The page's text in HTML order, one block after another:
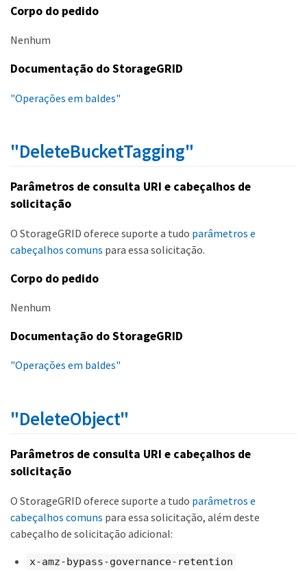
Corpo do pedido
Nenhum
Documentação do StorageGRID
"Operações em baldes"
"DeleteBucketTagging"
Parâmetros de consulta URI e cabeçalhos de
solicitação
O StorageGRID oferece suporte a tudo parâmetros e
cabeçalhos comuns para essa solicitação.
Corpo do pedido
Nenhum
Documentação do StorageGRID
"Operações em baldes"
"DeleteObject"
Parâmetros de consulta URI e cabeçalhos de
solicitação
O StorageGRID oferece suporte a tudo parâmetros e
cabeçalhos comuns para essa solicitação, além deste
cabeçalho de solicitação adicional:
x-amz-bypass-governance-retention